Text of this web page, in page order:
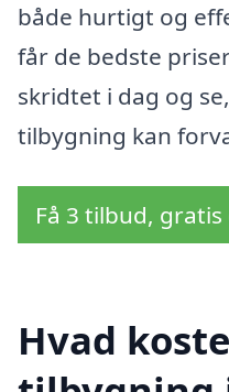
både hurtigt og
får de bedste
skridtet i dag og
tilbygning kan
Få 3 tilbud,
Hvad